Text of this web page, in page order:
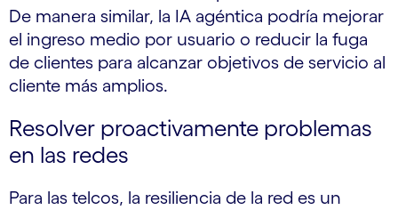
De manera similar, la IA agéntica podría mejorar
el ingreso medio por usuario o reducir la fuga
de clientes para alcanzar objetivos de servicio al
cliente más amplios.
Resolver proactivamente problemas
en las redes
Para las telcos, la resiliencia de la red es un